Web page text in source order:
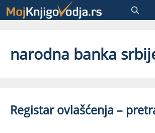
Skip
to
narodna banka
Registar ovlašćenja –